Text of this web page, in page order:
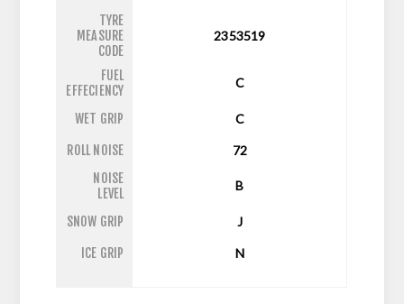
TYRE
MEASURE
CODE
2353519
FUEL
EFFECIENCY
C
WET GRIP C
ROLL NOISE
72
NOISE
LEVEL
B
SNOW GRIP J
ICE GRIP N